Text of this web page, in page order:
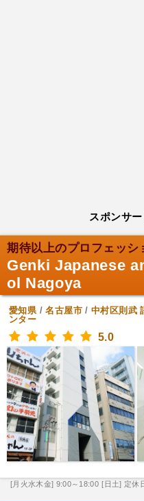
スポンサ
期待以上のプロフェッシ
Genki Japanese
ol Nagoya
愛知県/名古屋市/中村区則武
ンター
5.0
[月火水木金] 9:00～18:00 [日土] 定休